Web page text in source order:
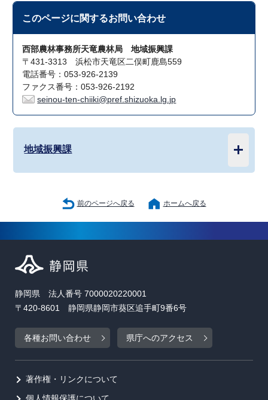
このページに関するお問い合わせ
西部農林事務所天竜農林局 地域振興課
〒431-3313 浜松市天竜区二俣町鹿島559
電話番号：053-926-2139
ファクス番号：053-926-2192
seinou-ten-chiiki@pref.shizuoka.lg.jp
地域振興課
前のページへ戻る ホームへ戻る
静岡県 法人番号 7000020220001
〒420-8601 静岡県静岡市葵区追手町9番6号
各種お問い合わせ 県庁へのアクセス
著作権・リンクについて